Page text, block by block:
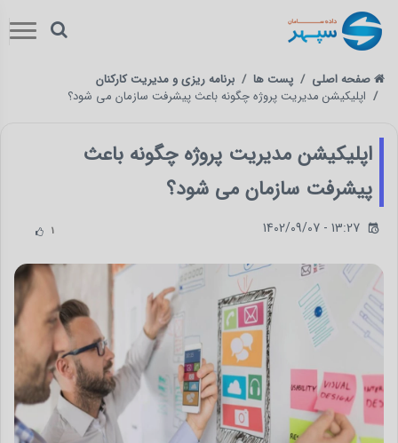
صفحه اصلی پست ها
برنامه ریزی و مدیریت کارکنان
اپلیکیشن مدیریت پروژه چگونه باعث پیشرفت سازمان می شود؟
اپلیکیشن مدیریت پروژه چگونه باعث
پیشرفت سازمان می شود؟
1 1402/09/07 - 13:27